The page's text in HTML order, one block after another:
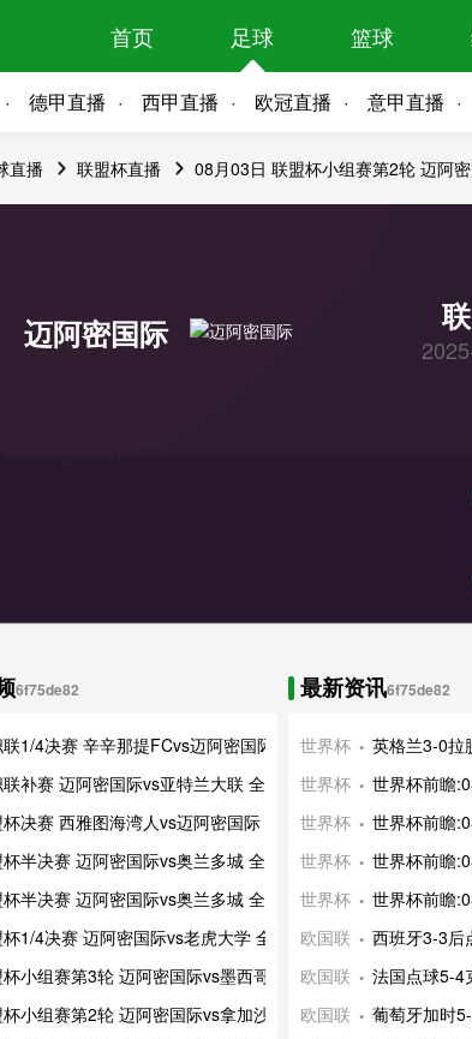
首页 足球 篮球
德甲直播 西甲直播 欧冠直播 意甲直播
直播 联盟杯直播 08月03日 联盟杯小组赛第2轮 迈阿
迈阿密国际
6f75de82
1/4决赛 辛辛那提FCvs迈阿密国际 全场录像及集锦
补赛 迈阿密国际vs亚特兰大联 全场录像及集锦
决赛 西雅图海湾人vs迈阿密国际 全场录像及集锦
半决赛 迈阿密国际vs奥兰多城 全场录像及集锦
半决赛 迈阿密国际vs奥兰多城 全场录像及集锦
1/4决赛 迈阿密国际vs老虎大学 全场录像及集锦
小组赛第3轮 迈阿密国际vs墨西哥美洲狮 全场录像
小组赛第2轮 迈阿密国际vs拿加沙 全场录像及集锦
最新资讯6f75de82
世界杯
英格兰3-0拉
世界杯
世界杯前瞻
世界杯
世界杯前瞻
世界杯
世界杯前瞻
世界杯
世界杯前瞻
欧国联
西班牙3-3后
欧国联
法国点球5-4
欧国联
葡萄牙加时